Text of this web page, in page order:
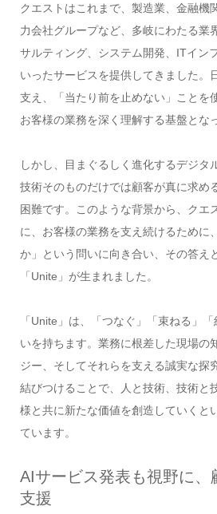
クエストはこれまで、製造業、金融機
力会社グループなど、多岐にわたる業
サルティング、システム開発、ITイン
いったサービスを提供してきました。
支え、「当たり前を止めない」ことを
お客様の業務を深く理解する基盤とな
しかし、目まぐるしく進化するデジタ
技術そのものだけでは顧客が真に求め
困難です。このような背景から、クエ
に、お客様の業務を支え続けるために
か」という問いに向き合い、その答え
「Unite」が生まれました。
「Unite」は、「つなぐ」「束ねる」
いを持ちます。業務に根差した現場の
ジー、そしてそれらを支える誠実な探
結びつけることで、人と技術、技術と
様と共に新たな価値を創造していくと
ています。
AIサービス発表も視野に、
支援